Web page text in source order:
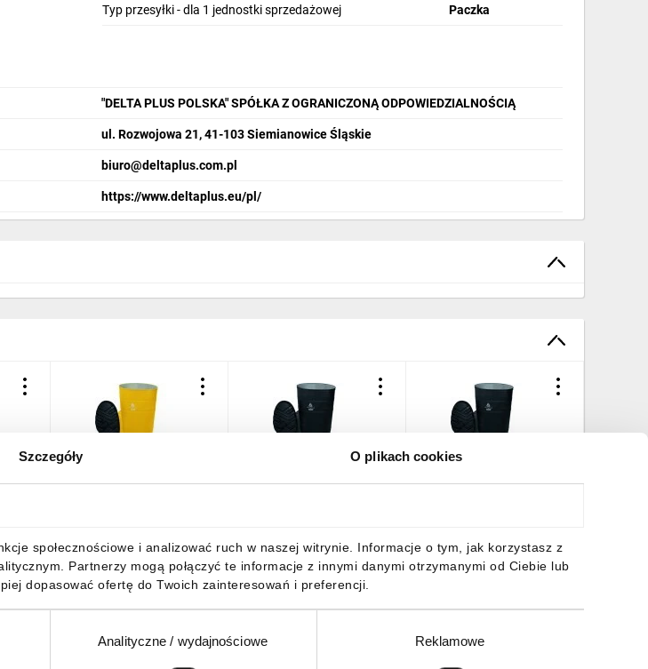
Szczegóły O plikach cookies
społecznościowe i analizować ruch w naszej witrynie. Informacje o tym, jak korzystasz z
Partnerzy mogą połączyć te informacje z innymi danymi otrzymanymi od Ciebie lub
dopasować ofertę do Twoich zainteresowań i preferencji.
Analityczne / wydajnościowe Reklamowe
Typ przesyłki - dla 1 jednostki sprzedażowej Paczka
"DELTA PLUS POLSKA" SPÓŁKA Z OGRANICZONĄ ODPOWIEDZIALNOŚCIĄ
ul. Rozwojowa 21, 41-103 Siemianowice Śląskie
biuro@deltaplus.com.pl
https://www.deltaplus.eu/pl/
COPPES5JA48
76,81 złbrutto
DO KOSZYKA
COPPES5NO44
76,81 zł brutto
COPPES5NO46
76,81 złbrutto